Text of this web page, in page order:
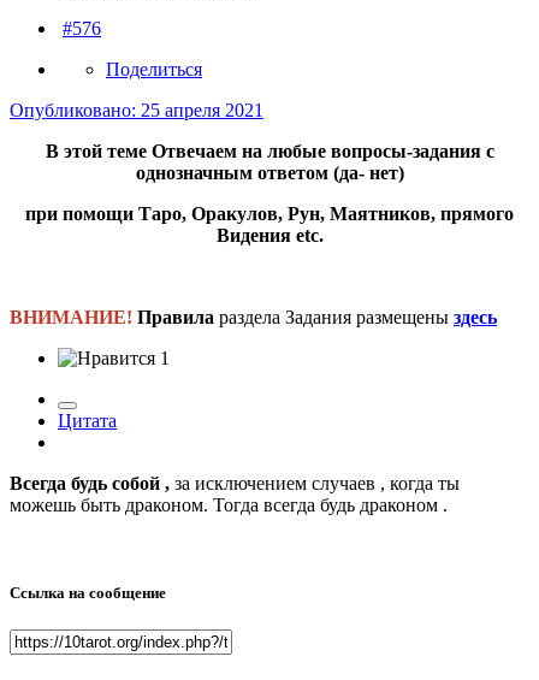
#576
Поделиться
Опубликовано: 25 апреля 2021
В этой теме Отвечаем на любые вопросы-задания с
однозначным ответом (да- нет)
при помощи Таро, Оракулов, Рун, Маятников, прямого
Видения etc.
ВНИМАНИЕ! Правила раздела Задания размещены здесь
1
Цитата
Всегда будь собой , за исключением случаев , когда ты
можешь быть драконом. Тогда всегда будь драконом .
Ссылка на сообщение